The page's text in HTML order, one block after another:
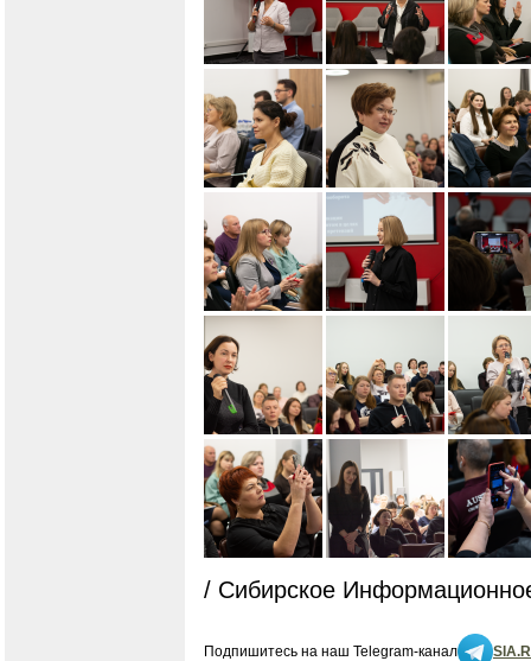
/ Сибирское
Подпишитесь на наш Telegram-канал